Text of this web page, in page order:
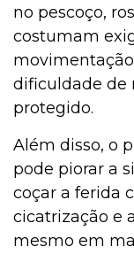
no pescoço,
costumam
dificuldade de
protegido.
Além disso, o
pode piorar a
coçar a ferida
cicatrização e
mesmo em